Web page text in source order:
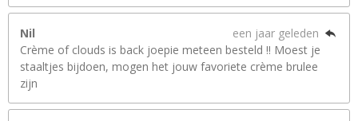
Nil
een jaar geleden
Crème of clouds is back joepie meteen besteld !! Moest je
staaltjes bijdoen, mogen het jouw favoriete crème brulee
zijn